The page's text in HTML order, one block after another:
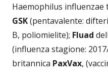
Haemophilus influenzae
GSK(pentavalente:
B, poliomielite); Fluad
(influenza stagione:
britannica PaxVax,